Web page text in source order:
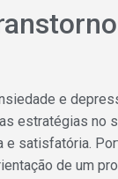
e
estratégias no
e satisfatória.
de um